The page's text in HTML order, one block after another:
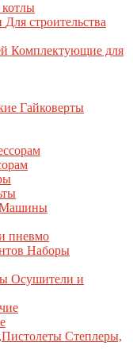
Для строительства
Комплектующие для
Гайковерты
пневмо
Наборы
Осушители и
Степлеры,